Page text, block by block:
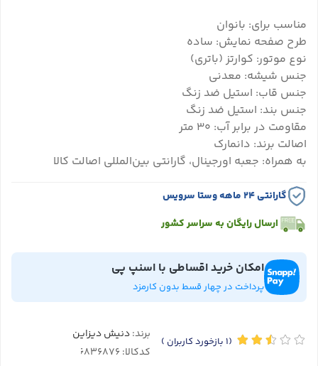
مناسب برای: بانوان
طرح صفحه نمایش: ساده
نوع موتور: کوارتز (باتری)
جنس شیشه: معدنی
جنس قاب: استیل ضد زنگ
جنس بند: استیل ضد زنگ
مقاومت در برابر آب: 30 متر
اصالت برند: دانمارک
به همراه: جعبه اورجینال، گارانتی بین‌المللی اصالت کالا
گارانتی ۲۴ ماهه وستا سرویس
ارسال رایگان به سراسر کشور
امکان خرید اقساطی با اسنپ پی
پرداخت در چهار قسط بدون کارمزد
(1 بازخورد کاربران ) برند:دنیش دیزاین
کدکالا: